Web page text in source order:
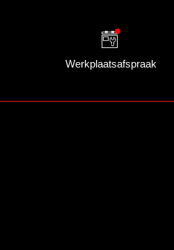
Werkplaatsafspraak